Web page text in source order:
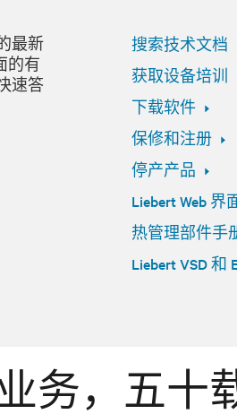
最新
的有
速答
搜索技术文档
获取设备培训
下载软件
保修和注册
停产产品
Liebert Web 界
热管理部件手
Liebert VSD 和
务，五十